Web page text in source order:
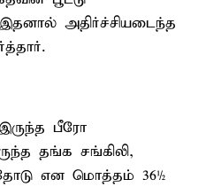
அதிர்ச்சியடைந்த
பீரோ
தங்க சங்கிலி,
என மொத்தம் 36½